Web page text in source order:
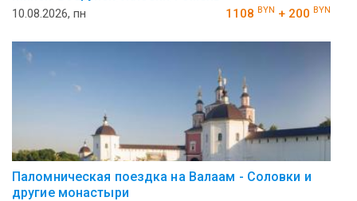
10.08.2026, пн 1108 BYN + 200 BYN
Паломническая поездка на Валаам - Соловки и
другие монастыри